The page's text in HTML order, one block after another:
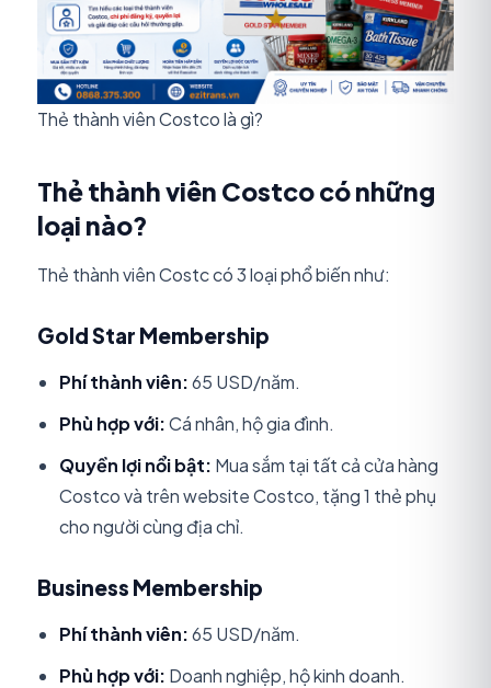
Thẻ thành viên Costco là gì?
Thẻ thành viên Costco có những
loại nào?
Thẻ thành viên Costc có 3 loại phổ biến như:
Gold Star Membership
Phí thành viên:65 USD/năm.
Phù hợp với:Cá nhân, hộ gia đình.
Quyền lợi nổi bật: Mua sắm tại tất cả cửa hàng
Costco và trên website Costco, tặng 1 thẻ phụ
cho người cùng địa chỉ.
Business Membership
Phí thành viên:65 USD/năm.
Phù hợp với: Doanh nghiệp, hộ kinh doanh.